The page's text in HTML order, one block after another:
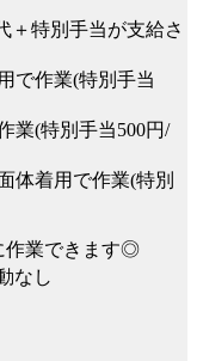
＋特別手当が支給さ
で作業(特別手当
業(特別手当500円/
体着用で作業(特別
作業できます◎
なし